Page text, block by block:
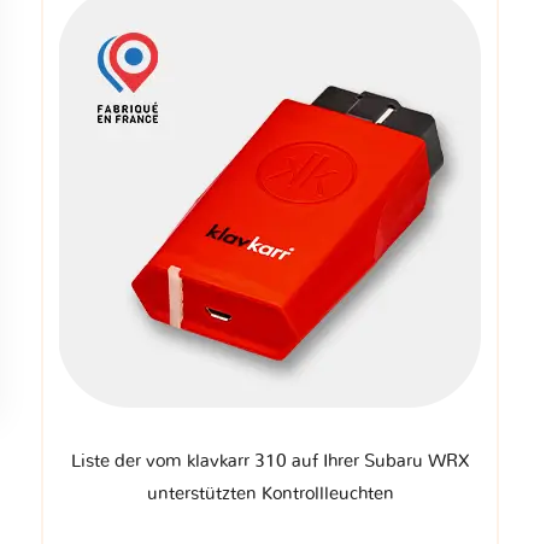
Liste der vom klavkarr 310 auf Ihrer Subaru WRX
unterstützten Kontrollleuchten